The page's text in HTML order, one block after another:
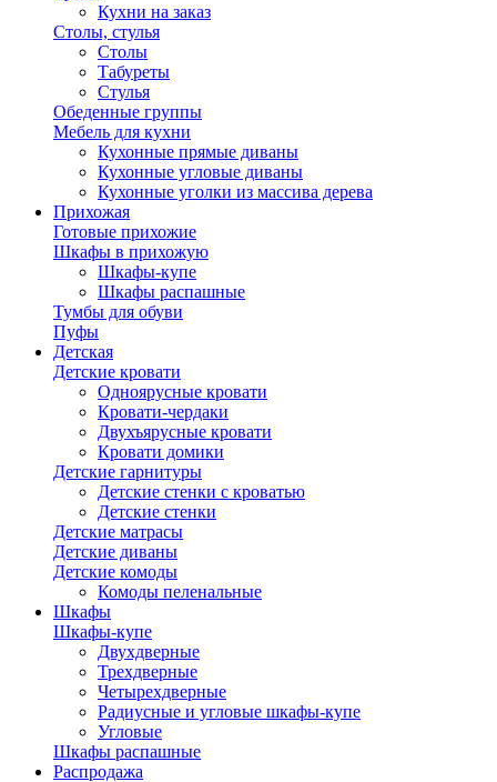
Кухни на заказ
Столы, стулья
Столы
Табуреты
Стулья
Обеденные группы
Мебель для кухни
Кухонные прямые диваны
Кухонные угловые диваны
Кухонные уголки из массива дерева
Прихожая
Готовые прихожие
Шкафы в прихожую
Шкафы-купе
Шкафы распашные
Тумбы для обуви
Пуфы
Детская
Детские кровати
Одноярусные кровати
Кровати-чердаки
Двухъярусные кровати
Кровати домики
Детские гарнитуры
Детские стенки с кроватью
Детские стенки
Детские матрасы
Детские диваны
Детские комоды
Комоды пеленальные
Шкафы
Шкафы-купе
Двухдверные
Трехдверные
Четырехдверные
Радиусные и угловые шкафы-купе
Угловые
Шкафы распашные
Распродажа